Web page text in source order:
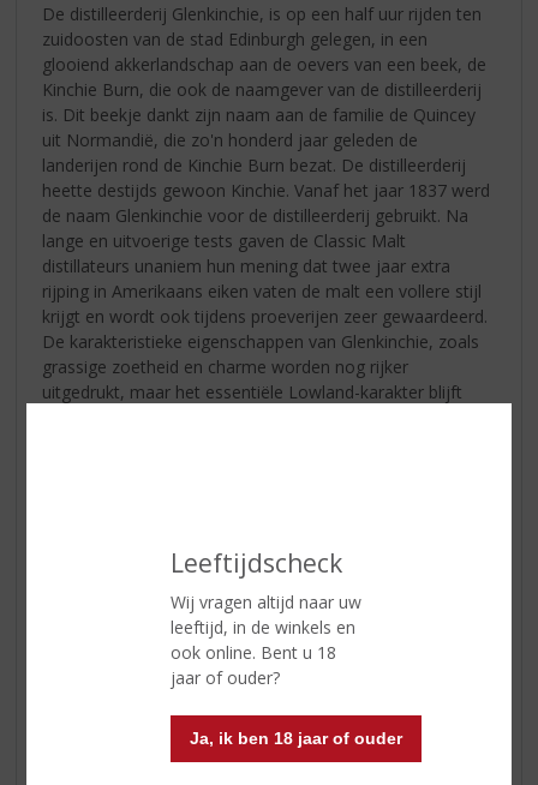
Leeftijdscheck
Wij vragen altijd naar uw
leeftijd, in de winkels en
ook online. Bent u 18
jaar of ouder?
Ja, ik ben 18 jaar of ouder
De distilleerderij Glenkinchie, is op een half uur rijden ten
zuidoosten van de stad Edinburgh gelegen, in een
glooiend akkerlandschap aan de oevers van een beek, de
Kinchie Burn, die ook de naamgever van de distilleerderij
is. Dit beekje dankt zijn naam aan de familie de Quincey
uit Normandië, die zo'n honderd jaar geleden de
landerijen rond de Kinchie Burn bezat. De distilleerderij
heette destijds gewoon Kinchie. Vanaf het jaar 1837 werd
de naam Glenkinchie voor de distilleerderij gebruikt. Na
lange en uitvoerige tests gaven de Classic Malt
distillateurs unaniem hun mening dat twee jaar extra
rijping in Amerikaans eiken vaten de malt een vollere stijl
krijgt en wordt ook tijdens proeverijen zeer gewaardeerd.
De karakteristieke eigenschappen van Glenkinchie, zoals
grassige zoetheid en charme worden nog rijker
uitgedrukt, maar het essentiële Lowland-karakter blijft
Land van Herkomst
Schotland